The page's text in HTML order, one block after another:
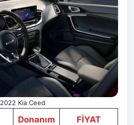
2022 Kia Ceed
Donanım FİYAT